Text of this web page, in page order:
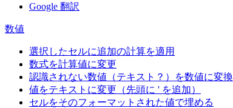
Google 翻訳
数値
選択したセルに追加の計算を適用
数式を計算値に変更
認識されない数値（テキスト？）を数値に変換
値をテキストに変更（先頭に ' を追加）
セルをそのフォーマットされた値で埋める